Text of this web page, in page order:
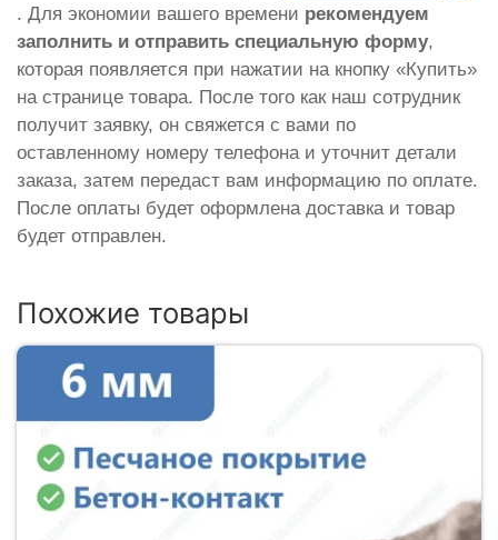
. Для экономии вашего времени рекомендуем
заполнить и отправить специальную форму,
которая появляется при нажатии на кнопку «Купить»
на странице товара. После того как наш сотрудник
получит заявку, он свяжется с вами по
оставленному номеру телефона и уточнит детали
заказа, затем передаст вам информацию по оплате.
После оплаты будет оформлена доставка и товар
будет отправлен.
Похожие товары